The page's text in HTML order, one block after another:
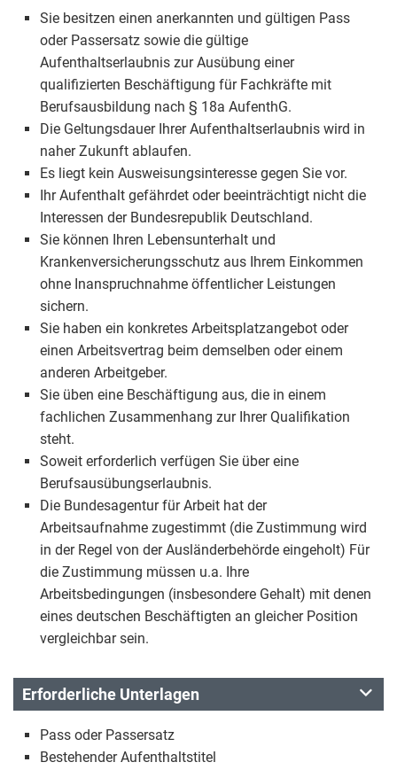
Sie besitzen einen anerkannten und gültigen Pass
oder Passersatz sowie die gültige
Aufenthaltserlaubnis zur Ausübung einer
qualifizierten Beschäftigung für Fachkräfte mit
Berufsausbildung nach § 18a AufenthG.
Die Geltungsdauer Ihrer Aufenthaltserlaubnis wird in
naher Zukunft ablaufen.
Es liegt kein Ausweisungsinteresse gegen Sie vor.
Ihr Aufenthalt gefährdet oder beeinträchtigt nicht die
Interessen der Bundesrepublik Deutschland.
Sie können Ihren Lebensunterhalt und
Krankenversicherungsschutz aus Ihrem Einkommen
ohne Inanspruchnahme öffentlicher Leistungen
sichern.
Sie haben ein konkretes Arbeitsplatzangebot oder
einen Arbeitsvertrag beim demselben oder einem
anderen Arbeitgeber.
Sie üben eine Beschäftigung aus, die in einem
fachlichen Zusammenhang zur Ihrer Qualifikation
steht.
Soweit erforderlich verfügen Sie über eine
Berufsausübungserlaubnis.
Die Bundesagentur für Arbeit hat der
Arbeitsaufnahme zugestimmt (die Zustimmung wird
in der Regel von der Ausländerbehörde eingeholt) Für
die Zustimmung müssen u.a. Ihre
Arbeitsbedingungen (insbesondere Gehalt) mit denen
eines deutschen Beschäftigten an gleicher Position
vergleichbar sein.
Erforderliche Unterlagen
Pass oder Passersatz
Bestehender Aufenthaltstitel